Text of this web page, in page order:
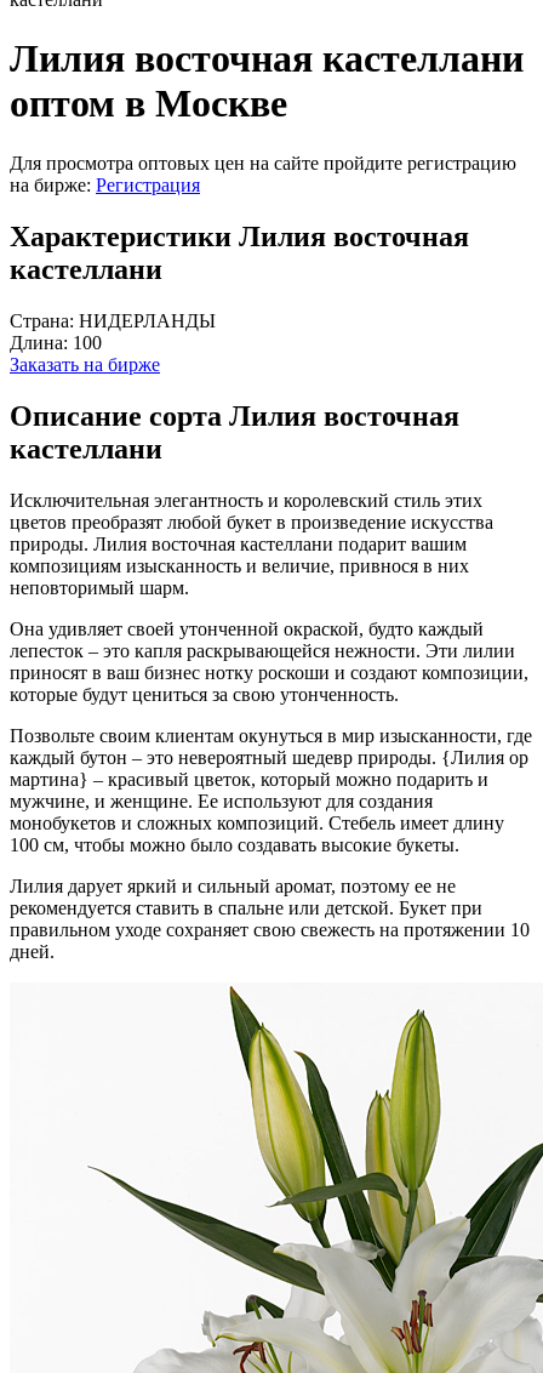
Лилия восточная кастеллани
оптом в Москве
Для просмотра оптовых цен на сайте пройдите регистрацию
на бирже: Регистрация
Характеристики Лилия восточная
кастеллани
Страна: НИДЕРЛАНДЫ
Длина: 100
Заказать на бирже
Описание сорта Лилия восточная
кастеллани
Исключительная элегантность и королевский стиль этих
цветов преобразят любой букет в произведение искусства
природы. Лилия восточная кастеллани подарит вашим
композициям изысканность и величие, привнося в них
неповторимый шарм.
Она удивляет своей утонченной окраской, будто каждый
лепесток – это капля раскрывающейся нежности. Эти лилии
приносят в ваш бизнес нотку роскоши и создают композиции,
которые будут цениться за свою утонченность.
Позвольте своим клиентам окунуться в мир изысканности, где
каждый бутон – это невероятный шедевр природы. {Лилия ор
мартина} – красивый цветок, который можно подарить и
мужчине, и женщине. Ее используют для создания
монобукетов и сложных композиций. Стебель имеет длину
100 см, чтобы можно было создавать высокие букеты.
Лилия дарует яркий и сильный аромат, поэтому ее не
рекомендуется ставить в спальне или детской. Букет при
правильном уходе сохраняет свою свежесть на протяжении 10
дней.